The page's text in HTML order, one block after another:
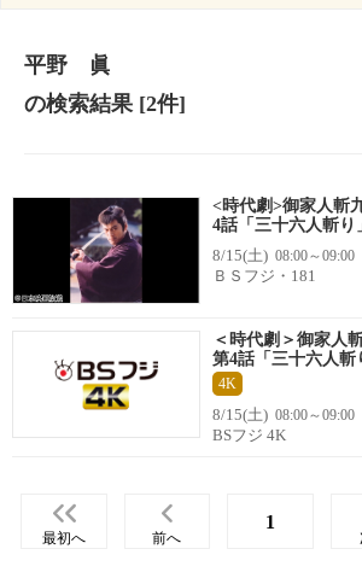
平野 眞
の検索結果[2件]
<時代劇>御家人斬
4話「三十六人斬り
8/15(土) 08:00～09:00
ＢＳフジ・181
＜時代劇＞御家人
第4話「三十六人斬
4K
8/15(土) 08:00～09:00
BSフジ 4K
最初へ 前へ
1